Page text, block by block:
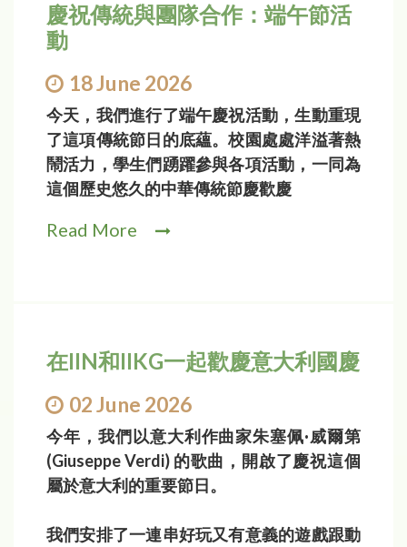
慶祝傳統與團隊合作：端午節活
動
18 June 2026
今天，我們進行了端午慶祝活動，生動重現
了這項傳統節日的底蘊。校園處處洋溢著熱
鬧活力，學生們踴躍參與各項活動，一同為
這個歷史悠久的中華傳統節慶歡慶
Read More
在IIN和IIKG一起歡慶意大利國慶
02 June 2026
今年，我們以意大利作曲家朱塞佩·威爾第
(Giuseppe Verdi) 的歌曲，開啟了慶祝這個
屬於意大利的重要節日。
我們安排了一連串好玩又有意義的遊戲跟動